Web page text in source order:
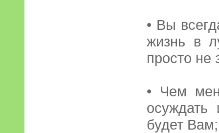
• Вы
жизнь в
просто не
• Чем
будет Вам;